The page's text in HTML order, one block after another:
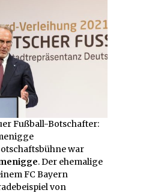
Fußball-Botschafter:
war
. Der ehemalige
FC Bayern
von